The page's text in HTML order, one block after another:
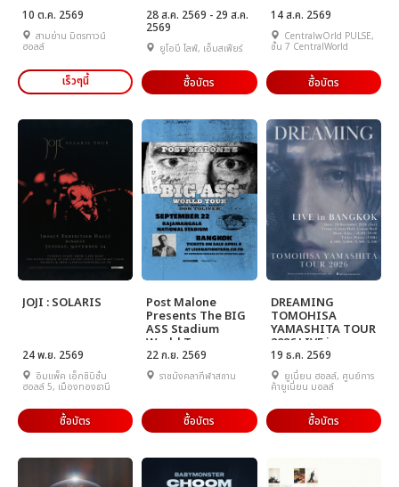
10 ต.ค. 2569
สามย่าน มิตรทาวน์
ฮอลล์
เร็วๆนี้
28 ส.ค. 2569 - 29 ส.ค.
2569
ยูโอบี ไลฟ์, เอ็มสเฟียร์
ซื้อบัตร
14 ส.ค. 2569
CentralwOrld PULSE,
ชั้น 7 CentralWorld
ซื้อบัตร
JOJI : SOLARIS
24 พ.ย. 2569
อิมแพ็ค เอ็กซิบิชั่น
ฮอลล์ 5, เมืองทองธานี
ซื้อบัตร
Post Malone
Presents The BIG
ASS Stadium
World Tour
22 ก.ย. 2569
ราชมังคลากีฬาสถาน
ซื้อบัตร
DREAMING
TOMOHISA
YAMASHITA TOUR
2026 LIVE in
BANGKOK
19 ธ.ค. 2569
ยูเนี่ยน ฮอลล์, ศูนย์การ
ค้ายูเนี่ยน มอลล์
ซื้อบัตร